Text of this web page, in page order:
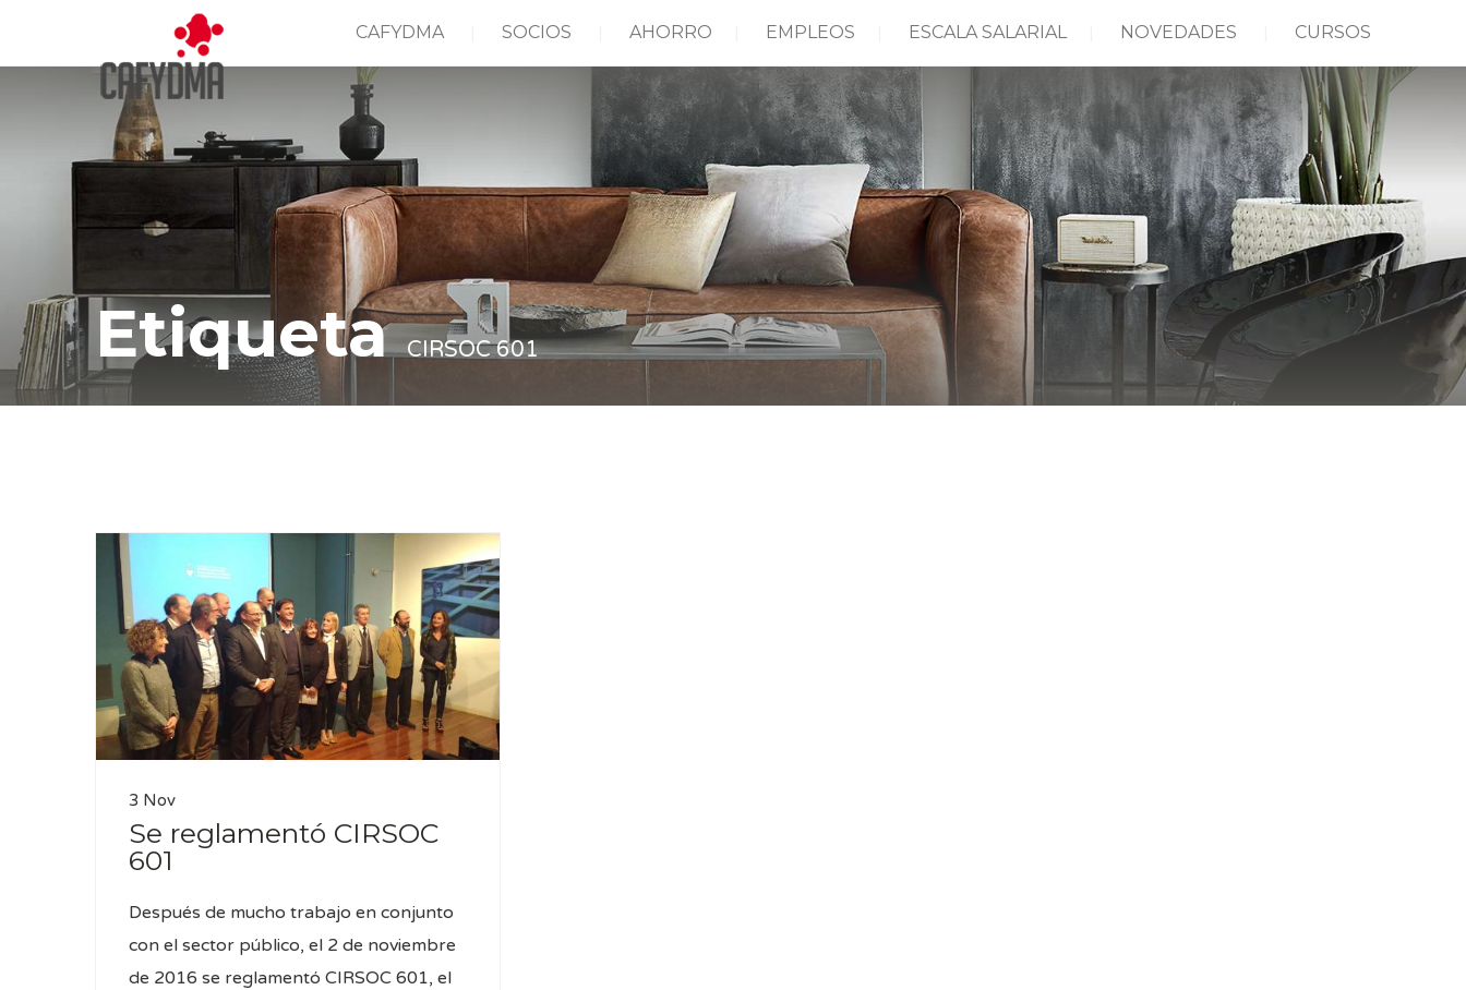
CAFYDMA SOCIOS AHORRO EMPLEOS ESCALA SALARIAL NOVEDADES CURSOS
EtiquetaCIRSOC 601
3 Nov
Se reglamentó CIRSOC
601
Después de mucho trabajo en conjunto
con el sector público, el 2 de noviembre
de 2016 se reglamentó CIRSOC 601, el